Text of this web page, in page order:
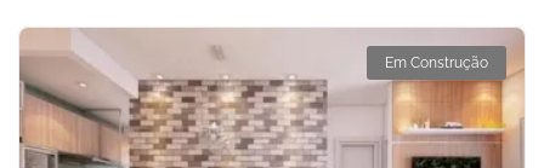
Em Construção